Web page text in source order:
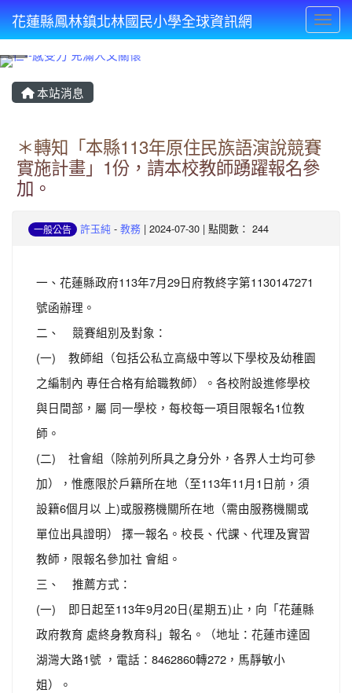
花蓮縣鳳林鎮北林國民小學全球資訊網
本站消息
＊轉知「本縣113年原住民族語演說競賽
實施計畫」1份，請本校教師踴躍報名參
加。
一般公告 許玉純 - 教務 | 2024-07-30 | 點閱數： 244
一、花蓮縣政府113年7月29日府教終字第1130147271
號函辦理。
二、 競賽組別及對象：
(一) 教師組（包括公私立高級中等以下學校及幼稚園
之編制內 專任合格有給職教師）。各校附設進修學校
與日間部，屬 同一學校，每校每一項目限報名1位教
師。
(二) 社會組（除前列所具之身分外，各界人士均可參
加），惟應限於戶籍所在地（至113年11月1日前，須
設籍6個月以 上)或服務機關所在地（需由服務機關或
單位出具證明） 擇一報名。校長、代課、代理及實習
教師，限報名參加社 會組。
三、 推薦方式：
(一) 即日起至113年9月20日(星期五)止，向「花蓮縣
政府教育 處終身教育科」報名。（地址：花蓮市達固
湖灣大路1號 ，電話：8462860轉272，馬靜敏小
姐）。